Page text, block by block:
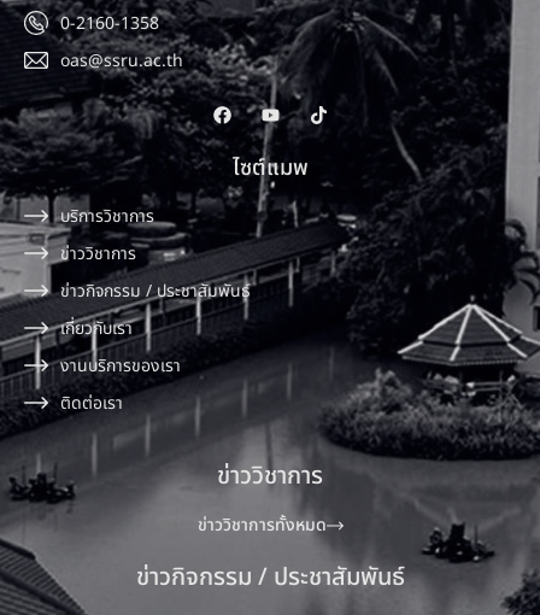
0-2160-1358
oas@ssru.ac.th
ไซต์แมพ
บริการวิชาการ
ข่าววิชาการ
ข่าวกิจกรรม / ประชาสัมพันธ์
เกี่ยวกับเรา
งานบริการของเรา
ติดต่อเรา
ข่าววิชาการ
ข่าววิชาการทั้งหมด
ข่าวกิจกรรม / ประชาสัมพันธ์